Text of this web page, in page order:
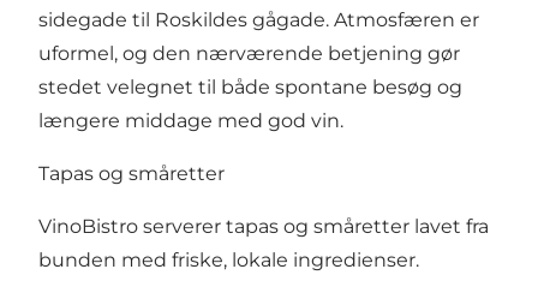
sidegade til Roskildes gågade. Atmosfæren er
uformel, og den nærværende betjening gør
stedet velegnet til både spontane besøg og
længere middage med god vin.
Tapas og småretter
VinoBistro serverer tapas og småretter lavet fra
bunden med friske, lokale ingredienser.